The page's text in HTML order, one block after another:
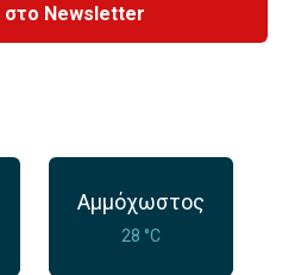
στο Newsletter
Αμμόχωστος
28 °C